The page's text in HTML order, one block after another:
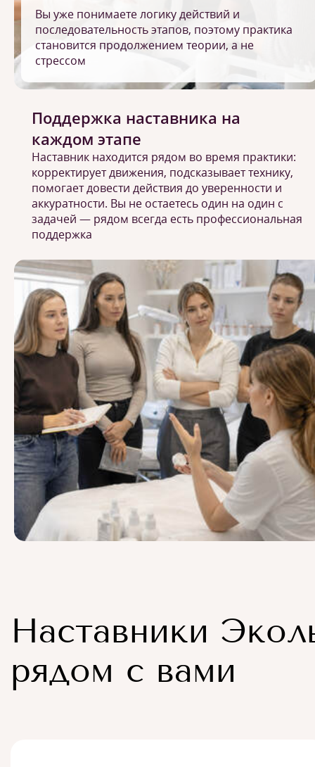
Вы уже понимаете логику действий и
последовательность этапов, поэтому практика
становится продолжением теории, а не
стрессом
Поддержка наставника на
каждом этапе
Наставник находится рядом во время практики:
корректирует движения, подсказывает технику,
помогает довести действия до уверенности и
аккуратности. Вы не остаетесь один на один с
задачей — рядом всегда есть профессиональная
поддержка
Наставники
рядом с вами